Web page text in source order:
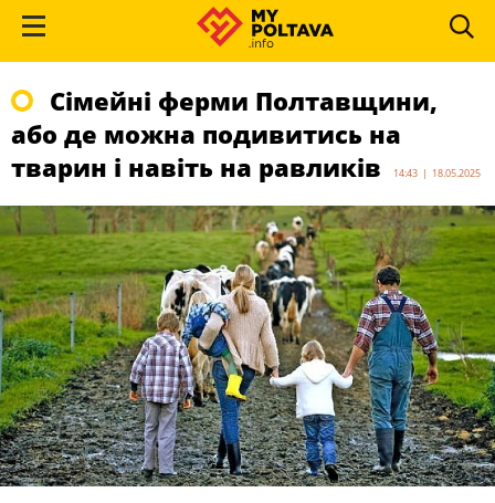
Сімейні ферми Полтавщини,
або де можна подивитись на
тварин і навіть на равликів
14:43 | 18.05.2025